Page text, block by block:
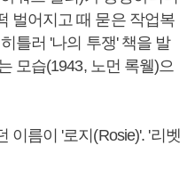
벌어지고 때 묻은 작업복
틀러 '나의 투쟁' 책을 발
모습(1943, 노먼 록웰)으
이름이 '로지(Rosie)'. '리벳